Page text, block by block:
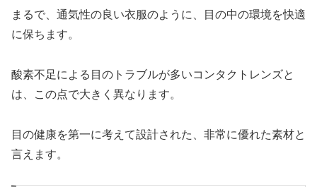
まるで、通気性の良い衣服のように、目の中の環境を快適
に保ちます。
酸素不足による目のトラブルが多いコンタクトレンズと
は、この点で大きく異なります。
目の健康を第一に考えて設計された、非常に優れた素材と
言えます。